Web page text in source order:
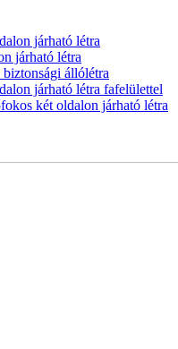
járható létra
járható létra
állólétra
járható létra fafelülettel
két oldalon járható létra